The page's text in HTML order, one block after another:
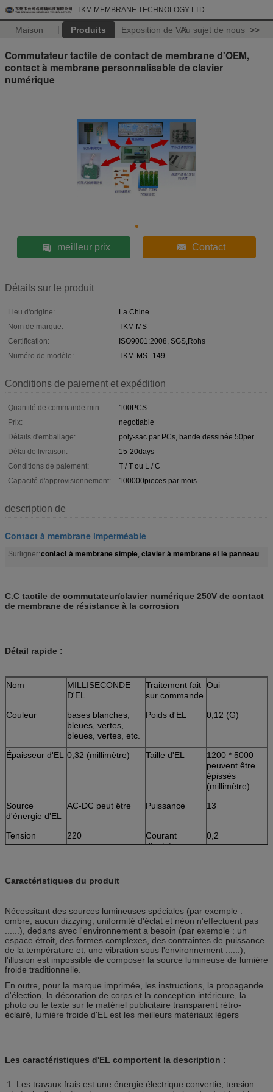
TKM MEMBRANE TECHNOLOGY LTD.
Maison Produits Exposition de VRAu sujet de nous >>
Commutateur tactile de contact de membrane d'OEM,
contact à membrane personnalisable de clavier
numérique
meilleur prix Contact
Détails sur le produit
Lieu d'origine:
La Chine
Nom de marque:
TKM MS
Certification:
ISO9001:2008, SGS,Rohs
Numéro de modèle:
TKM-MS--149
Conditions de paiement et expédition
Quantité de commande min:
100PCS
Prix:
negotiable
Détails d'emballage:
poly-sac par PCs, bande dessinée 50per
Délai de livraison:
15-20days
Conditions de paiement:
T / T ou L / C
Capacité d'approvisionnement:
100000pieces par mois
description de
Contact à membrane imperméable
Surligner:contact à membrane simple, clavier à membrane et le panneau
C.C tactile de commutateur/clavier numérique 250V de contact
de membrane de résistance à la corrosion
Détail rapide :
Nom
MILLISECONDE
D'EL
Traitement fait
sur commande
Oui
Couleur
bases blanches,
bleues, vertes,
bleues, vertes, etc.
Poids d'EL 0,12 (G)
Épaisseur d'EL 0,32 (millimètre) Taille d'EL
1200 * 5000
peuvent être
épissés
(millimètre)
Source
d'énergie d'EL
AC-DC peut être Puissance 13
Tension 220
Courant
d'entrée
0,2
Caractéristiques du produit
Nécessitant des sources lumineuses spéciales (par exemple :
ombre, aucun dizzying, uniformité d'éclat et néon n'effectuent pas
......), dedans avec l'environnement a besoin (par exemple : un
espace étroit, des formes complexes, des contraintes de puissance
de la température et, une vibration sous l'environnement ......),
l'illusion est impossible de composer la source lumineuse de lumière
froide traditionnelle.
En outre, pour la marque imprimée, les instructions, la propagande
d'élection, la décoration de corps et la conception intérieure, la
photo ou le texte sur le matériel publicitaire transparent rétro-
éclairé, lumière froide d'EL est les meilleurs matériaux légers
Les caractéristiques d'EL comportent la description :
1. Les travaux frais est une énergie électrique convertie, tension